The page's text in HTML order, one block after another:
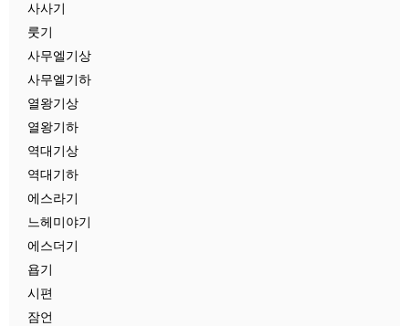
사사기
룻기
사무엘기상
사무엘기하
열왕기상
열왕기하
역대기상
역대기하
에스라기
느헤미야기
에스더기
욥기
시편
잠언